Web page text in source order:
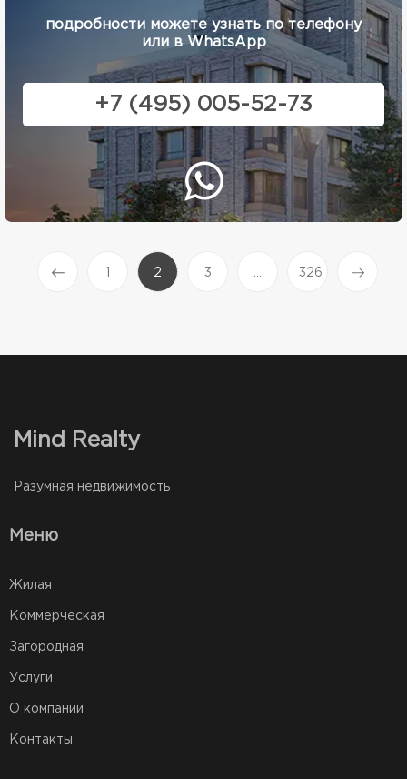
подробности можете узнать по телефону
или в WhatsApp
+7 (495) 005-52-73
2 (current)
3 326
Mind Realty
Разумная недвижимость
Меню
Жилая
Коммерческая
Загородная
Услуги
О компании
Контакты